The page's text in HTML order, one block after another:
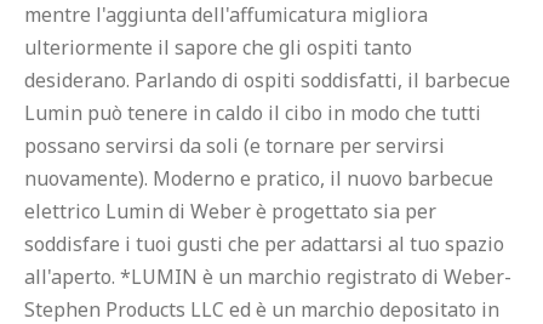
mentre l'aggiunta dell'affumicatura migliora
ulteriormente il sapore che gli ospiti tanto
desiderano. Parlando di ospiti soddisfatti, il barbecue
Lumin può tenere in caldo il cibo in modo che tutti
possano servirsi da soli (e tornare per servirsi
nuovamente). Moderno e pratico, il nuovo barbecue
elettrico Lumin di Weber è progettato sia per
soddisfare i tuoi gusti che per adattarsi al tuo spazio
all'aperto. *LUMIN è un marchio registrato di Weber-
Stephen Products LLC ed è un marchio depositato in